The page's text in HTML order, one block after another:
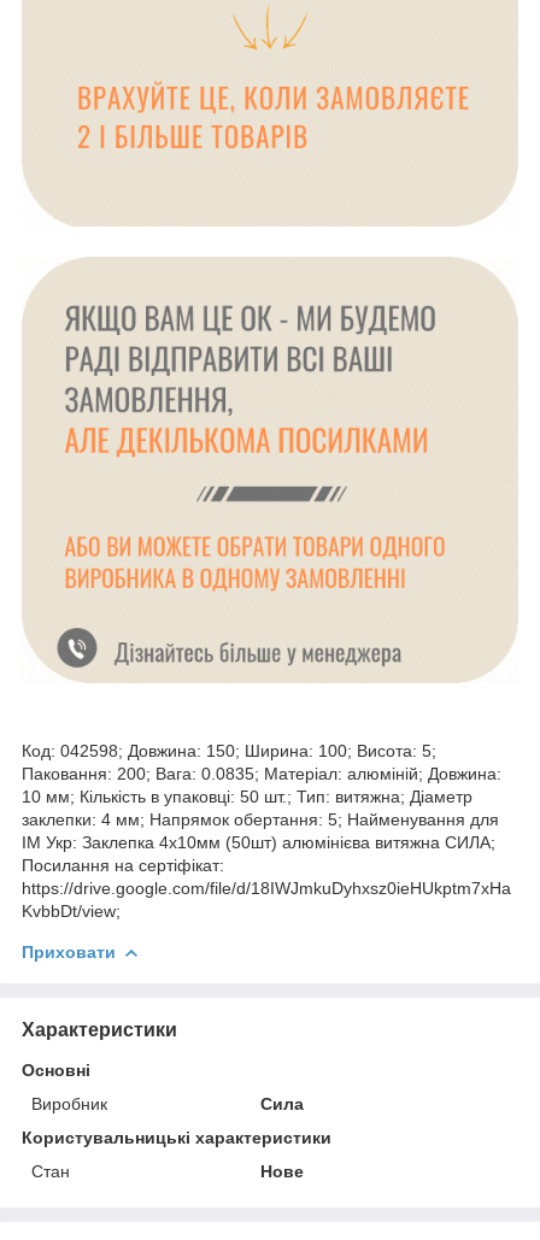
Код: 042598; Довжина: 150; Ширина: 100; Висота: 5;
Паковання: 200; Вага: 0.0835; Матеріал: алюміній; Довжина:
10 мм; Кількість в упаковці: 50 шт.; Тип: витяжна; Діаметр
заклепки: 4 мм; Напрямок обертання: 5; Найменування для
ІМ Укр: Заклепка 4х10мм (50шт) алюмінієва витяжна СИЛА;
Посилання на сертіфікат:
https://drive.google.com/file/d/18IWJmkuDyhxsz0ieHUkptm7xHa
KvbbDt/view;
Приховати
Характеристики
Основні
Виробник
Сила
Користувальницькі характеристики
Стан
Нове